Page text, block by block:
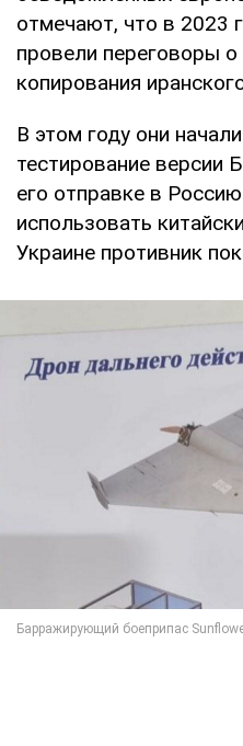
отмечают, что в 2023
провели переговоры
копирования
В этом году они
тестирование версии
его отправке в
использовать
Украине противник